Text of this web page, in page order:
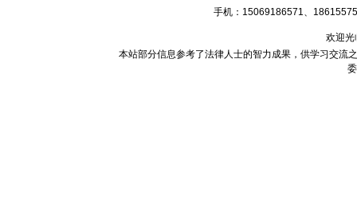
手机：15069186571、
欢迎光
本站部分信息参考了法律人士的智力成果，供学习交流